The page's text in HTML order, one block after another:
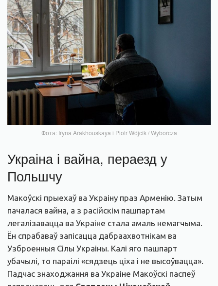
Фота: Iryna Arakhouskaya i Piotr Wójcik / Wyborcza
Украіна і вайна, пераезд у
Польшчу
Макоўскі прыехаў ва Украіну праз Арменію. Затым
пачалася вайна, а з расійскім пашпартам
легалізавацца ва Украіне стала амаль немагчыма.
Ён спрабаваў запісацца дабраахвотнікам ва
Узброенныя Сілы Украіны. Калі яго пашпарт
убачылі, то параілі «сядзець ціха і не высоўвацца».
Падчас знаходжання ва Украіне Макоўскі паспеў